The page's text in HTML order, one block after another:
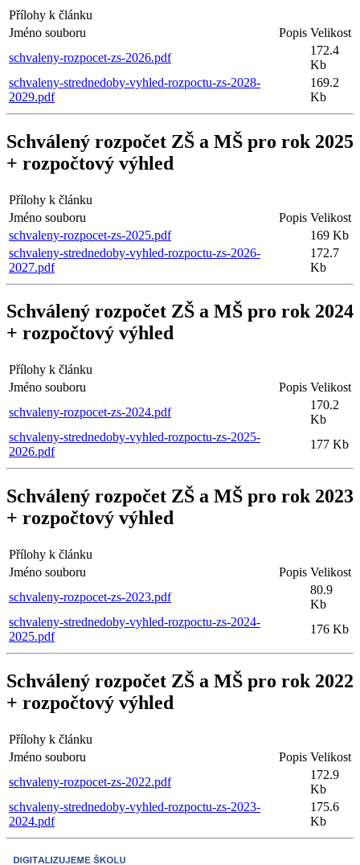
Přílohy k článku
Jméno souboru
Popis Velikost
schvaleny-rozpocet-zs-2026.pdf
172.4
Kb
schvaleny-strednedoby-vyhled-rozpoctu-zs-2028-
2029.pdf
169.2
Kb
Schválený rozpočet ZŠ a MŠ pro rok 2025
+ rozpočtový výhled
Přílohy k článku
Jméno souboru
Popis Velikost
schvaleny-rozpocet-zs-2025.pdf
169 Kb
schvaleny-strednedoby-vyhled-rozpoctu-zs-2026-
2027.pdf
172.7
Kb
Schválený rozpočet ZŠ a MŠ pro rok 2024
+ rozpočtový výhled
Přílohy k článku
Jméno souboru
Popis Velikost
schvaleny-rozpocet-zs-2024.pdf
170.2
Kb
schvaleny-strednedoby-vyhled-rozpoctu-zs-2025-
2026.pdf
177 Kb
Schválený rozpočet ZŠ a MŠ pro rok 2023
+ rozpočtový výhled
Přílohy k článku
Jméno souboru
Popis Velikost
schvaleny-rozpocet-zs-2023.pdf
80.9
Kb
schvaleny-strednedoby-vyhled-rozpoctu-zs-2024-
2025.pdf
176 Kb
Schválený rozpočet ZŠ a MŠ pro rok 2022
+ rozpočtový výhled
Přílohy k článku
Jméno souboru
Popis Velikost
schvaleny-rozpocet-zs-2022.pdf
172.9
Kb
schvaleny-strednedoby-vyhled-rozpoctu-zs-2023-
2024.pdf
175.6
Kb